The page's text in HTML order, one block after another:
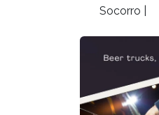
Socorro